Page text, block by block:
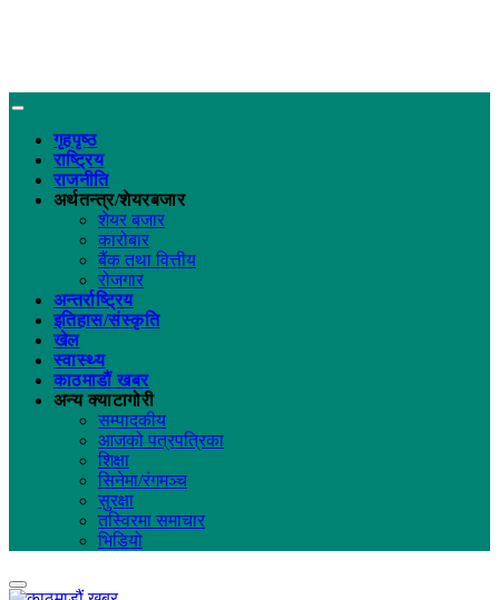
गृहपृष्ठ
राष्ट्रिय
राजनीति
अर्थतन्त्र/शेयरबजार
शेयर बजार
कारोबार
बैंक तथा वित्तीय
रोजगार
अन्तर्राष्ट्रिय
इतिहास/संस्कृति
खेल
स्वास्थ्य
काठमाडौं खबर
अन्य क्याटागोरी
सम्पादकीय
आजको पत्रपत्रिका
शिक्षा
सिनेमा/रंगमञ्च
सुरक्षा
तस्विरमा समाचार
भिडियो